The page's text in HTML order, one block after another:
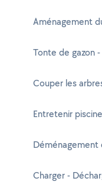
Aménagement
Tonte de gazon
Couper les
Entretenir
Déménagement
Charger -